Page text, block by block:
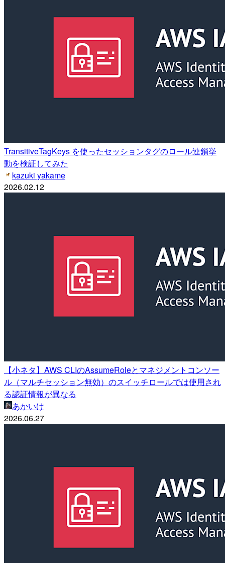
TransitiveTagKeys を使ったセッションタグのロール連鎖挙
動を検証してみた
kazuki yakame
2026.02.12
【小ネタ】AWS CLIのAssumeRoleとマネジメントコンソー
ル（マルチセッション無効）のスイッチロールでは使用され
る認証情報が異なる
あかいけ
2026.06.27